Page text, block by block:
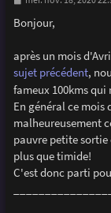
s
s
e
Bonjour,
après un mois
sujet précédent,
fameux 100kms qui
En général ce mois
malheureusement
pauvre petite
plus que timide!
C'est donc parti